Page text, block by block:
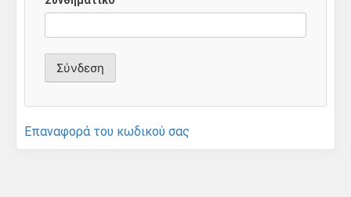
Επαναφορά του κωδικού σας